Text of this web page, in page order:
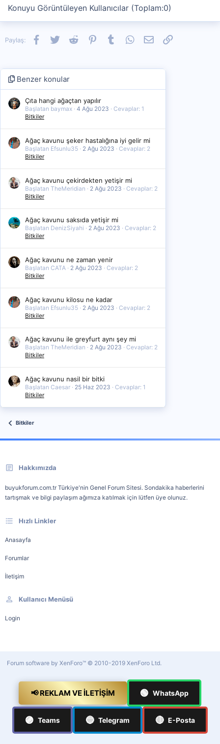
Konuyu Görüntüleyen Kullanıcılar (Toplam:0)
Paylaş: Facebook
TwitterReddit PinterestTumblrWhatsApp
E-postaLink
Benzer konular
Çıta hangi ağaçtan yapılır
Başlatan baymax 4 Ağu 2023
Cevaplar: 1
Bitkiler
Ağaç kavunu şeker hastalığına iyi gelir mi
Başlatan Efsunlu35 2 Ağu 2023
Cevaplar: 2
Bitkiler
Ağaç kavunu çekirdekten yetişir mi
Başlatan TheMeridian 2 Ağu 2023
Cevaplar: 2
Bitkiler
Ağaç kavunu saksıda yetişir mi
Başlatan DenizSiyahi 2 Ağu 2023
Cevaplar: 2
Bitkiler
Ağaç kavunu ne zaman yenir
Başlatan CATA 2 Ağu 2023
Cevaplar: 2
Bitkiler
Ağaç kavunu kilosu ne kadar
Başlatan Efsunlu35 2 Ağu 2023
Cevaplar: 2
Bitkiler
Ağaç kavunu ile greyfurt aynı şey mi
Başlatan TheMeridian 2 Ağu 2023
Cevaplar: 2
Bitkiler
Ağaç kavunu nasil bir bitki
Başlatan Caesar 25 Haz 2023
Cevaplar: 1
Bitkiler
Bitkiler
Hakkımızda
buyukforum.com.tr Türkiye'nin Genel Forum Sitesi. Sondakika haberlerini
tartışmak ve bilgi paylaşım ağımıza katılmak için lütfen üye olunuz.
Hızlı Linkler
Anasayfa
Forumlar
İletişim
Kullanıcı Menüsü
Login
Forum software by XenForo™ © 2010-2019 XenForo Ltd.
📢 REKLAM VE İLETIŞIM 🟢 WhatsApp
🟣 Teams 🔵 Telegram 🔴 E-Posta